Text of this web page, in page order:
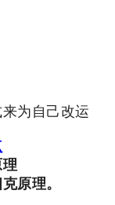
为自己改运
原理。